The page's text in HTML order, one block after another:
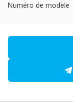
Numéro de modèle